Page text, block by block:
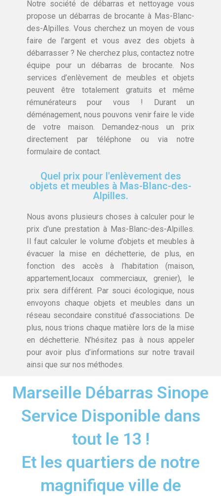
Notre société de débarras et nettoyage vous
propose un débarras de brocante à Mas-Blanc-
des-Alpilles. Vous cherchez un moyen de vous
faire de l’argent et vous avez des objets à
débarrasser ? Ne cherchez plus, contactez notre
équipe pour un débarras de brocante. Nos
services d’enlèvement de meubles et objets
peuvent être totalement gratuits et même
rémunérateurs pour vous ! Durant un
déménagement, nous pouvons venir faire le vide
de votre maison. Demandez-nous un prix
directement par téléphone ou via notre
formulaire de contact.
Quel prix pour l'enlèvement des
objets et meubles à Mas-Blanc-des-
Alpilles.
Nous avons plusieurs choses à calculer pour le
prix d’une prestation à Mas-Blanc-des-Alpilles.
Il faut calculer le volume d’objets et meubles à
évacuer la mise en déchetterie, de plus, en
fonction des accès à l’habitation (maison,
appartement,locaux commerciaux, grenier), le
prix sera différent. Par souci écologique, nous
envoyons chaque objets et meubles dans un
réseau secondaire constitué d’associations. De
plus, nous trions chaque matière lors de la mise
en déchetterie. N’hésitez pas à nous appeler
pour avoir plus d’informations sur notre travail
ainsi que sur nos méthodes.
Marseille Débarras Sinope
Service Disponible dans
tout le 13 !
Et les quartiers de notre
magnifique ville de